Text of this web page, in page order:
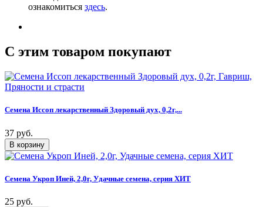
ознакомиться здесь.
C этим товаром покупают
Семена Иссоп лекарственный Здоровый дух, 0,2г,...
37 руб.
Семена Укроп Иней, 2,0г, Удачные семена, серия ХИТ
25 руб.